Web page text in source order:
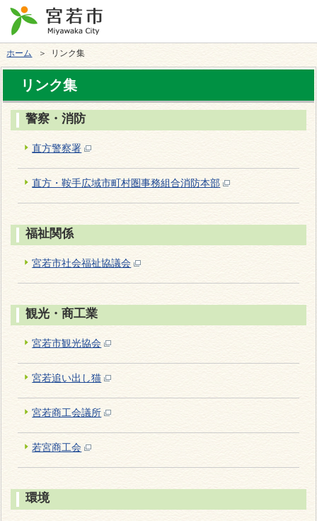
ホーム ＞ リンク集
リンク集
警察・消防
直方警察署
直方・鞍手広域市町村圏事務組合消防本部
福祉関係
宮若市社会福祉協議会
観光・商工業
宮若市観光協会
宮若追い出し猫
宮若商工会議所
若宮商工会
環境